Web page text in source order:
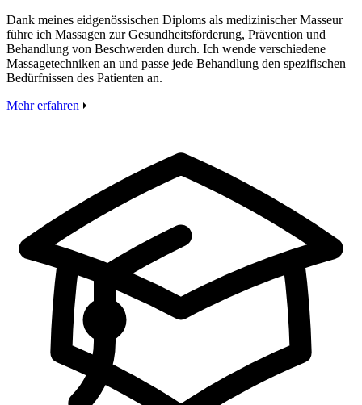
Dank meines eidgenössischen Diploms als medizinischer Masseur
führe ich Massagen zur Gesundheitsförderung, Prävention und
Behandlung von Beschwerden durch. Ich wende verschiedene
Massagetechniken an und passe jede Behandlung den spezifischen
Bedürfnissen des Patienten an.
Mehr erfahren